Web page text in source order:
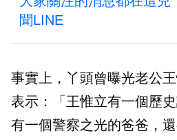
聞LINE
事實上，丫頭曾曝光老公
表示：「王惟立有一個歷
有一個警察之光的爸爸，